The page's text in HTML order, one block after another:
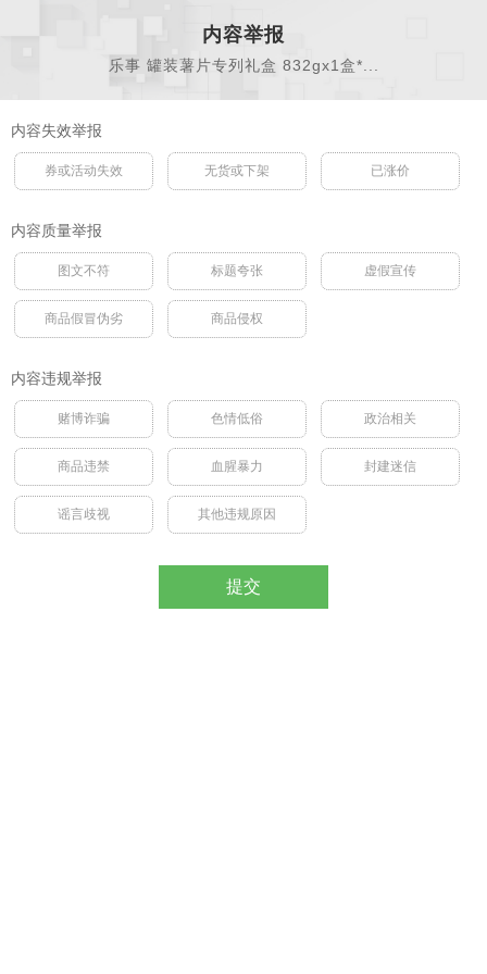
内容举报
乐事 罐装薯片专列礼盒 832gx1盒*...
内容失效举报
券或活动失效 无货或下架 已涨价
内容质量举报
图文不符 标题夸张 虚假宣传
商品假冒伪劣 商品侵权
内容违规举报
赌博诈骗 色情低俗 政治相关
商品违禁 血腥暴力 封建迷信
谣言歧视 其他违规原因
提交